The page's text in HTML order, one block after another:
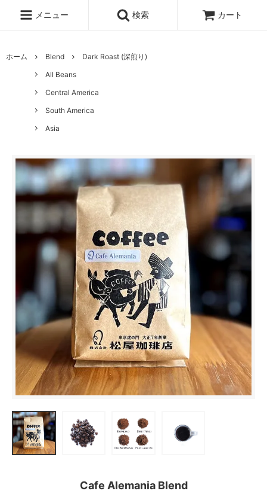
メニュー 検索 カート
ホーム Blend
Dark Roast (深煎り)
All Beans
Central America
South America
Asia
Cafe Alemania Blend